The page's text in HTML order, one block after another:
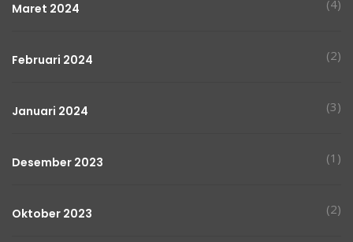
Maret 2024 (4)
Februari 2024 (2)
Januari 2024 (3)
Desember 2023 (1)
Oktober 2023 (2)